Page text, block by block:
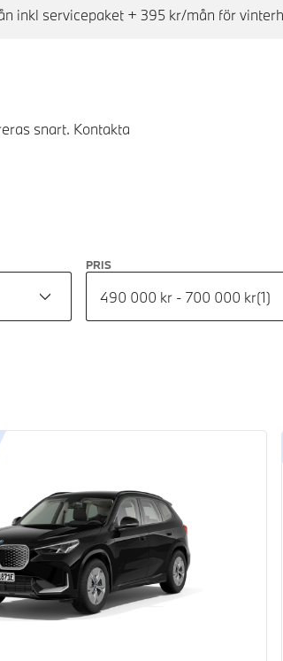
inkl servicepaket + 395 kr/mån för
snart. Kontakta
PRIS
490 000 kr - 700 000 kr(1)